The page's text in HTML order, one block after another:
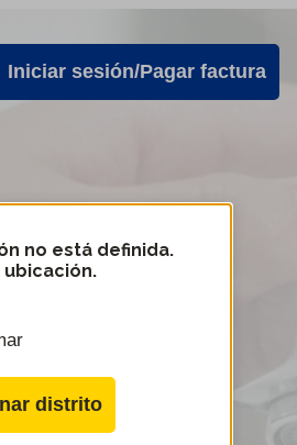
Iniciar sesión/Pagar factura
no está definida.
ubicación.
distrito